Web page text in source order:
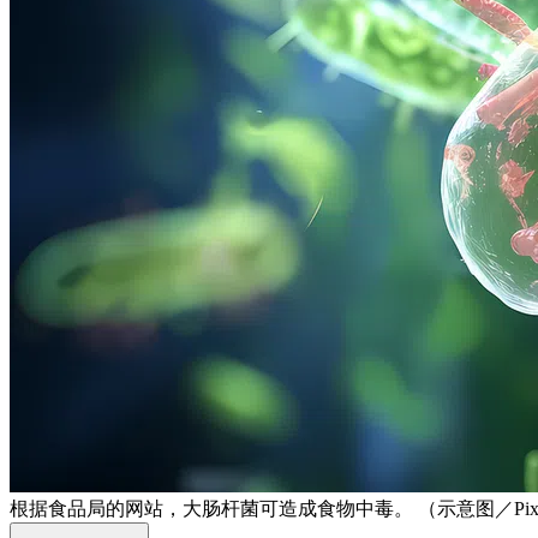
根据食品局的网站，大肠杆菌可造成食物中毒。 （示意图／